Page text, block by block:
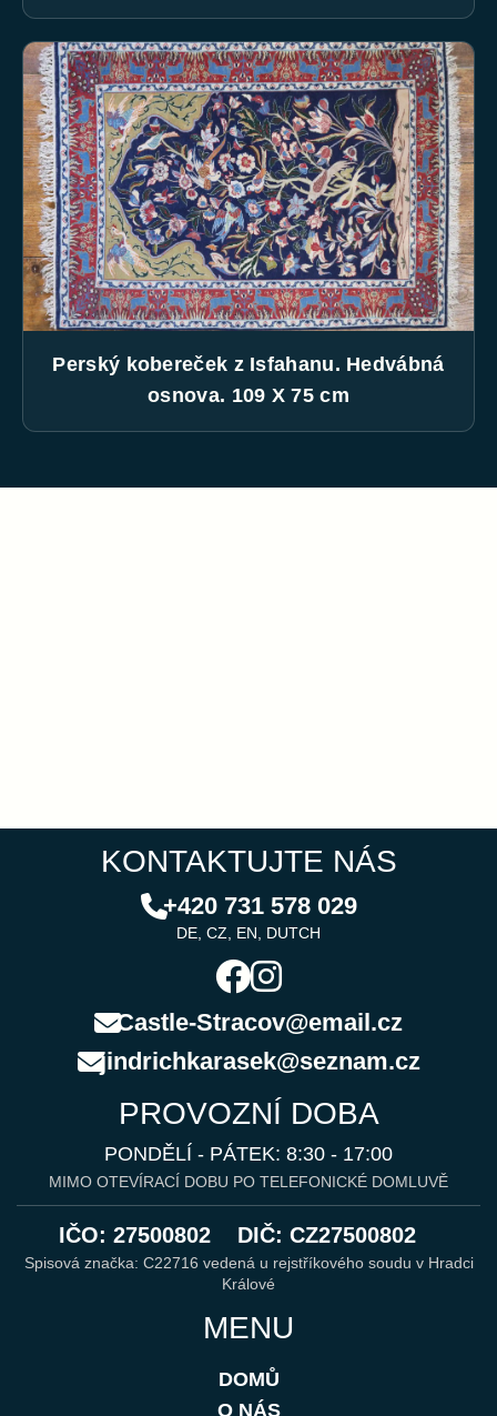
Perský kobereček z Isfahanu. Hedvábná
osnova. 109 X 75 cm
KONTAKTUJTE NÁS
+420 731 578 029
DE, CZ, EN, DUTCH
Castle-Stracov@email.cz
jindrichkarasek@seznam.cz
PROVOZNÍ DOBA
PONDĚLÍ - PÁTEK: 8:30 - 17:00
MIMO OTEVÍRACÍ DOBU PO TELEFONICKÉ DOMLUVĚ
IČO: 27500802 DIČ: CZ27500802
Spisová značka: C22716 vedená u rejstříkového soudu v Hradci
Králové
MENU
DOMŮ
O NÁS